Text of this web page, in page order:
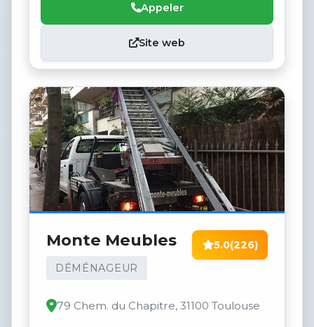
Appeler
Site web
Monte Meubles
DÉMÉNAGEUR
5.0(226)
79 Chem. du Chapitre, 31100 Toulouse